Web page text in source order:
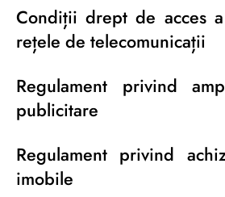
Condiții drept de acces
rețele de telecomunicații
Regulament privind
publicitare
Regulament privind
imobile